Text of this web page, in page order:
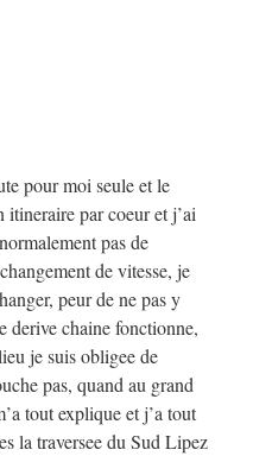
pour moi seule et le
par coeur et j’ai
pas de
de vitesse, je
peur de ne pas y
derive chaine fonctionne,
je suis obligee de
pas, quand au grand
tout explique et j’a tout
la traversee du Sud Lipez